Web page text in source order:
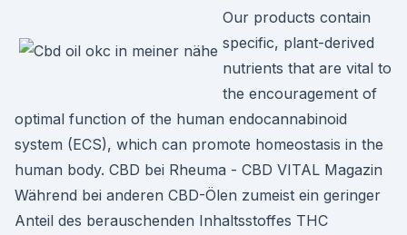
Our products contain
specific, plant-derived
nutrients that are vital to
the encouragement of
optimal function of the human endocannabinoid
system (ECS), which can promote homeostasis in the
human body. CBD bei Rheuma - CBD VITAL Magazin
Während bei anderen CBD-Ölen zumeist ein geringer
Anteil des berauschenden Inhaltsstoffes THC